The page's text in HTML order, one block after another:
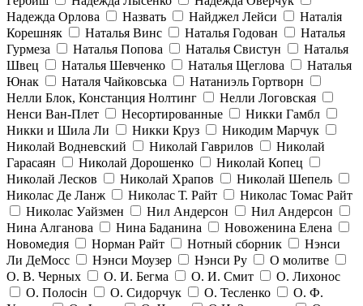
Надежда Орлова
Назвать Найджел Лейси
Наталія
Корешняк
Наталья Винс Наталья Годован
Наталья
Гурмеза
Наталья Попова Наталья Свистун
Наталья
Швец
Наталья Шевченко Наталья Щеглова
Наталья
Юнак
Наталя Чайковська
Натаниэль Гортворн
Нелли Блок, Констанция Нолтинг
Нелли Логовская
Ненси Ван-Плет
Несортированные
Никки Гамбл
Никки и Шила Ли
Никки Круз
Никодим Марчук
Николай Водневский
Николай Гаврилов
Николай
Гарасаян
Николай Дорошенко
Николай Копец
Николай Лесков
Николай Храпов
Николай Шепель
Николас Де Ланж
Николас Т. Райт
Николас Томас Райт
Николас Уайзмен
Нил Андерсон
Нил Андерсон
Нина Алганова
Нина Баданина
Новоженина Елена
Новомедия
Норман Райт Нотный сборник
Нэнси
Ли ДеМосс
Нэнси Моузер Нэнси Ру
О молитве
О. В. Черных
О. И. Бегма О. И. Смит
О. Лихонос
О. Полосін
О. Сидорчук О. Тесленко
О. Ф.